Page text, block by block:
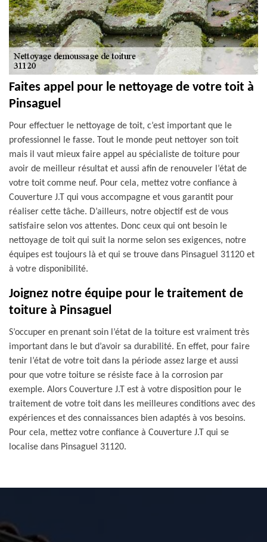
Faites appel pour le nettoyage de votre toit à
Pinsaguel
Pour effectuer le nettoyage de toit, c’est important que le
professionnel le fasse. Tout le monde peut nettoyer son toit
mais il vaut mieux faire appel au spécialiste de toiture pour
avoir de meilleur résultat et aussi afin de renouveler l’état de
votre toit comme neuf. Pour cela, mettez votre confiance à
Couverture J.T qui vous accompagne et vous garantit pour
réaliser cette tâche. D’ailleurs, notre objectif est de vous
satisfaire selon vos attentes. Donc ceux qui ont besoin le
nettoyage de toit qui suit la norme selon ses exigences, notre
équipes est toujours là et qui se trouve dans Pinsaguel 31120 et
à votre disponibilité.
Joignez notre équipe pour le traitement de
toiture à Pinsaguel
S’occuper en prenant soin l’état de la toiture est vraiment très
important dans le but d’avoir sa durabilité. En effet, pour faire
tenir l’état de votre toit dans la période assez large et aussi
pour que votre toiture se résiste face à la corrosion par
exemple. Alors Couverture J.T est à votre disposition pour le
traitement de votre toit dans les meilleures conditions avec des
expériences et des connaissances bien adaptés à vos besoins.
Pour cela, mettez votre confiance à Couverture J.T qui se
localise dans Pinsaguel 31120.